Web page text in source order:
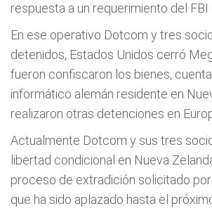
respuesta a un requerimiento del FBI
En ese operativo Dotcom y tres
detenidos, Estados Unidos cerró
fueron confiscaron los bienes,
informático alemán residente en
realizaron otras detenciones en
Actualmente Dotcom y sus tres
libertad condicional en Nueva
proceso de extradición solicitado
que ha sido aplazado hasta el